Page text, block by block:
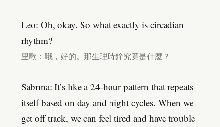
Leo: Oh, okay. So what exactly is circadian
rhythm?
里歐：哦，好的。那生理時鐘究竟是什麼？
Sabrina: It’s like a 24-hour pattern that repeats
itself based on day and night cycles. When we
get off track, we can feel tired and have trouble